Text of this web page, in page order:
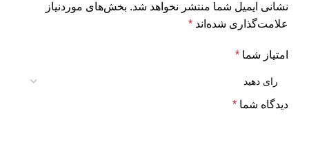
نشانی ایمیل شما منتشر نخواهد شد. بخش‌های موردنیاز
علامت‌گذاری شده‌اند *
امتیاز شما *
دیدگاه شما *